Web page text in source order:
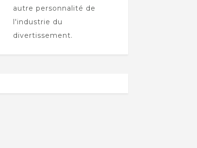
autre personnalité de
l'industrie du
divertissement.